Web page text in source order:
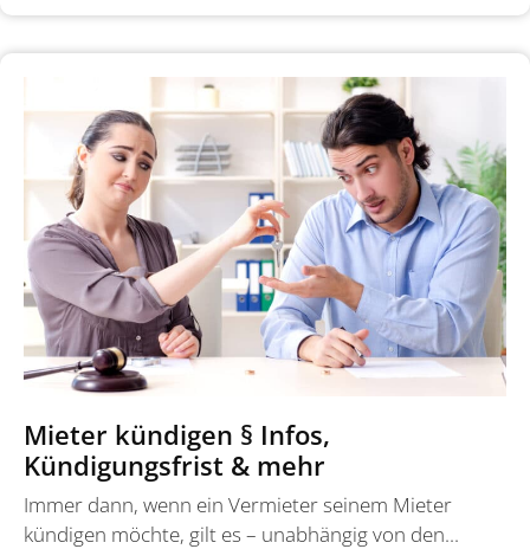
Mieter kündigen § Infos,
Kündigungsfrist & mehr
Immer dann, wenn ein Vermieter seinem Mieter
kündigen möchte, gilt es – unabhängig von den...